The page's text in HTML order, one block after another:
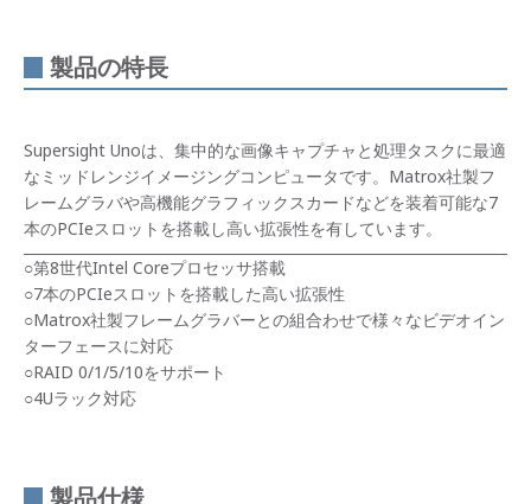
製品の特長
Supersight Unoは、集中的な画像キャプチャと処理タスクに最適
なミッドレンジイメージングコンピュータです。Matrox社製フ
レームグラバや高機能グラフィックスカードなどを装着可能な7
本のPCIeスロットを搭載し高い拡張性を有しています。
○第8世代Intel Coreプロセッサ搭載
○7本のPCIeスロットを搭載した高い拡張性
○Matrox社製フレームグラバーとの組合わせで様々なビデオイン
ターフェースに対応
○RAID 0/1/5/10をサポート
○4Uラック対応